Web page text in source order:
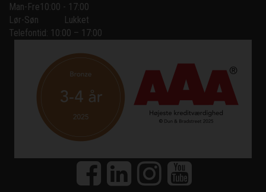
Man-Fre10:00 - 17:00
Lør-Søn
Lukket
Telefontid: 10:00 – 17:00